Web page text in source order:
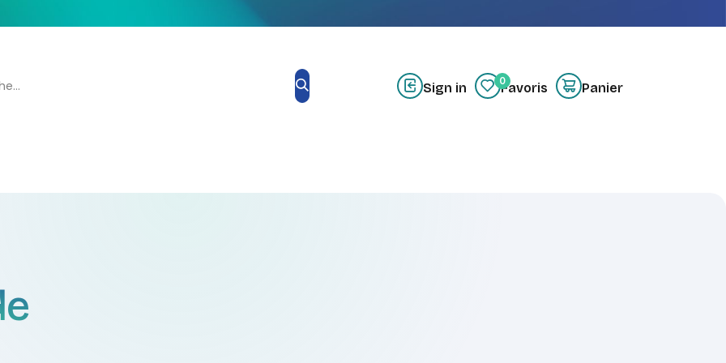
Sign in 0
Favoris Panier